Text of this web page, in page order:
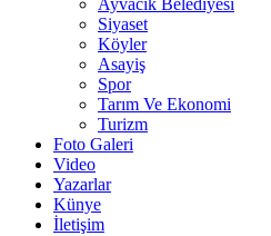
Ayvacık Belediyesi
Siyaset
Köyler
Asayiş
Spor
Tarım Ve Ekonomi
Turizm
Foto Galeri
Video
Yazarlar
Künye
İletişim